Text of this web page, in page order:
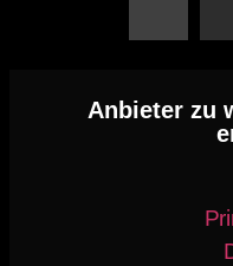
Anbieter zu